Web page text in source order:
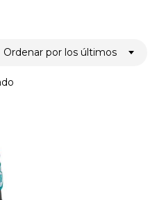
Ordenar por los últimos